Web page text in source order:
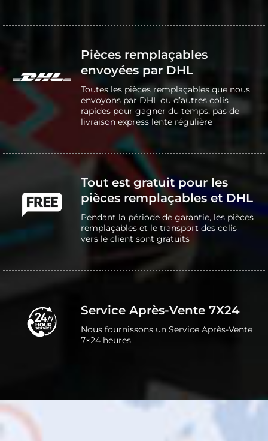
Pièces remplaçables
envoyées par DHL
Toutes les pièces remplaçables que nous
envoyons par DHL ou d’autres colis
rapides pour gagner du temps, pas de
livraison express lente régulière
Tout est gratuit pour les
pièces remplaçables et DHL
Pendant la période de garantie, les pièces
remplaçables et le transport des colis
vers le client sont gratuits
Service Après-Vente 7X24
Nous fournissons un Service Après-Vente
7×24 heures